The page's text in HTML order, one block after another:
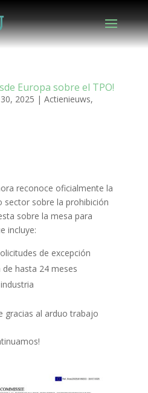
Europa sobre el TPO!
30, 2025 | Actienieuws,
reconoce oficialmente la
sector sobre la prohibición
sobre la mesa para
incluye:
de excepción
hasta 24 meses
gracias al arduo trabajo